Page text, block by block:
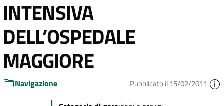
INTENSIVA
DELL’OSPEDALE
MAGGIORE
Navigazione Pubblicato il 15/02/2011